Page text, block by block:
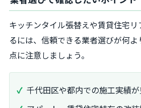
キッチンタイル張替えや賃貸住宅
るには、信頼できる業者選びが何
点に注意しましょう。
千代田区や都内での施工実績